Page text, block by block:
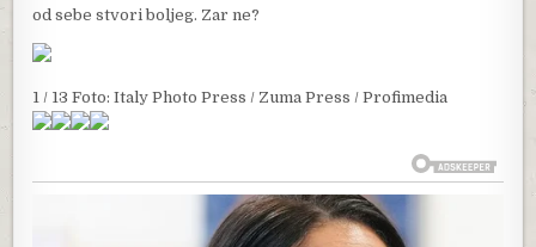
od sebe stvori boljeg. Zar ne?
1 / 13 Foto: Italy Photo Press / Zuma Press / Profimedia